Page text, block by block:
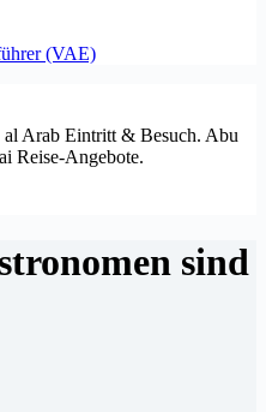
(VAE)
Arab Eintritt & Besuch. Abu
Reise-Angebote.
sind